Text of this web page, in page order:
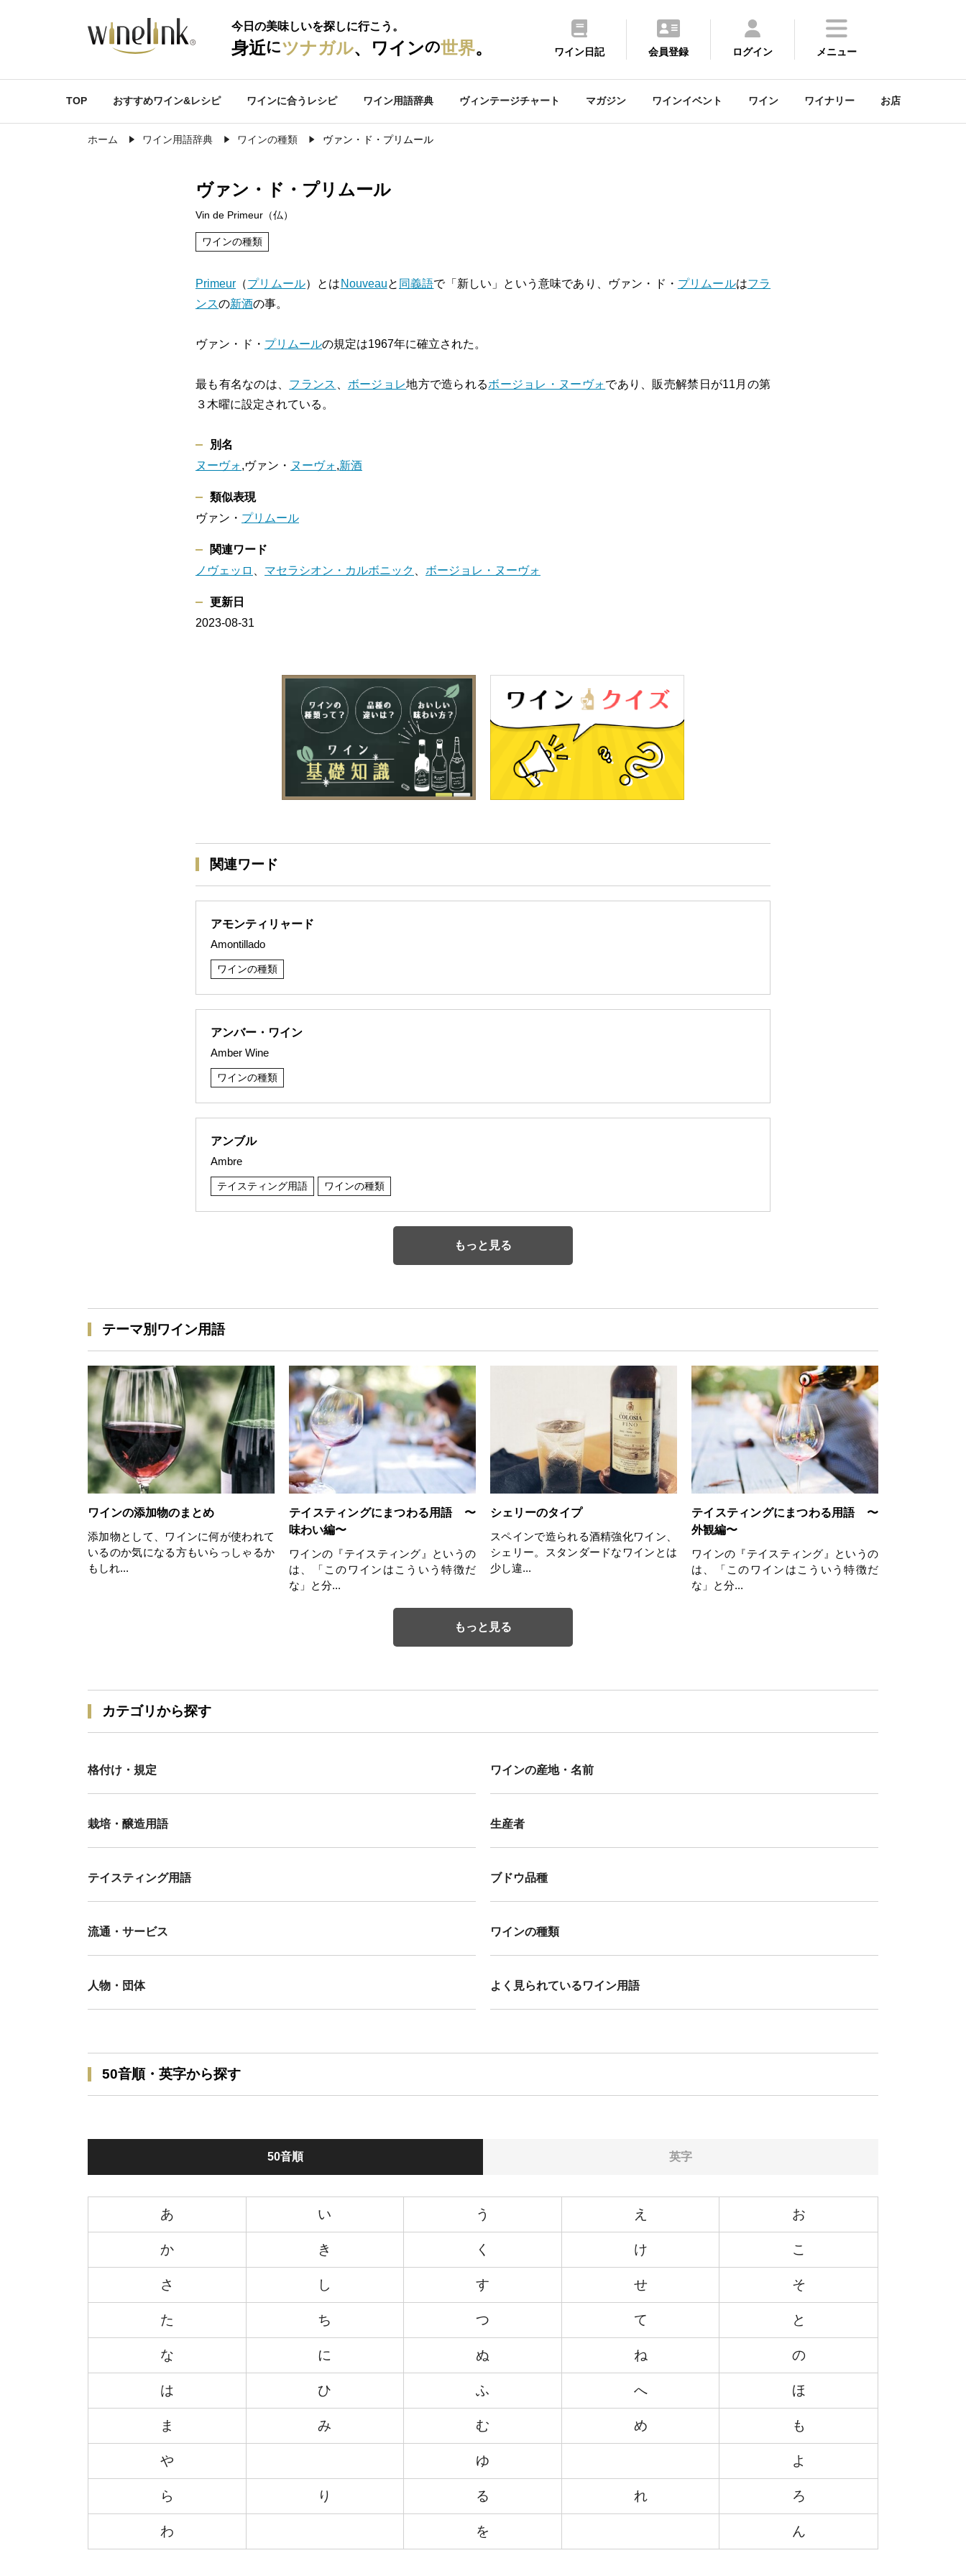
今日の美味しいを探しに行こう。
身近にツナガル、ワインの世界。 ワイン日記 会員登録 ログイン メニュー
TOP おすすめワイン&レシピ ワインに合うレシピ ワイン用語辞典 ヴィンテージチャート マガジン ワインイベント ワイン ワイナリー お店
ホーム ワイン用語辞典 ワインの種類 ヴァン・ド・プリムール
ヴァン・ド・プリムール
Vin de Primeur（仏）
ワインの種類
Primeur （プリムール）とは Nouveauと 同義語で「新しい」という意味であり、ヴァン・ド・ プリムールはフラ
ンスの新酒の事。
ヴァン・ド・ プリムールの規定は1967年に確立された。
最も有名なのは、 フランス ボージョレ地方で造られるボージョレ・ヌーヴォであり、販売解禁日が11月の第
３木曜に設定されている。
別名
ヌーヴォ,ヴァン・ ヌーヴォ,新酒
類似表現
ヴァン・ プリムール
関連ワード
ノヴェッロ
マセラシオン・カルボニック ボージョレ・ヌーヴォ
更新日
2023-08-31
関連ワード
アモンティリャード
Amontillado
ワインの種類
アンバー・ワイン
Amber Wine
ワインの種類
アンブル
Ambre
テイスティング用語 ワインの種類
もっと見る
テーマ別ワイン用語
ワインの添加物のまとめ
添加物として、ワインに何が使われて
いるのか気になる方もいらっしゃるか
もしれ...
テイスティングにまつわる用語 〜
味わい編〜
ワインの『テイスティング』というの
は、「このワインはこういう特徴だ
な」と分...
シェリーのタイプ
スペインで造られる酒精強化ワイン、
シェリー。スタンダードなワインとは
少し違...
テイスティングにまつわる用語 〜
外観編〜
ワインの『テイスティング』というの
は、「このワインはこういう特徴だ
な」と分...
もっと見る
カテゴリから探す
格付け・規定 ワインの産地・名前
栽培・醸造用語 生産者
テイスティング用語 ブドウ品種
流通・サービス ワインの種類
人物・団体 よく見られているワイン用語
50音順・英字から探す
50音順 英字
あ い う え お
か き く け こ
さ し す せ そ
た ち つ て と
な に ぬ ね の
は ひ ふ へ ほ
ま み む め も
や ゆ よ
ら り る れ ろ
わ を ん